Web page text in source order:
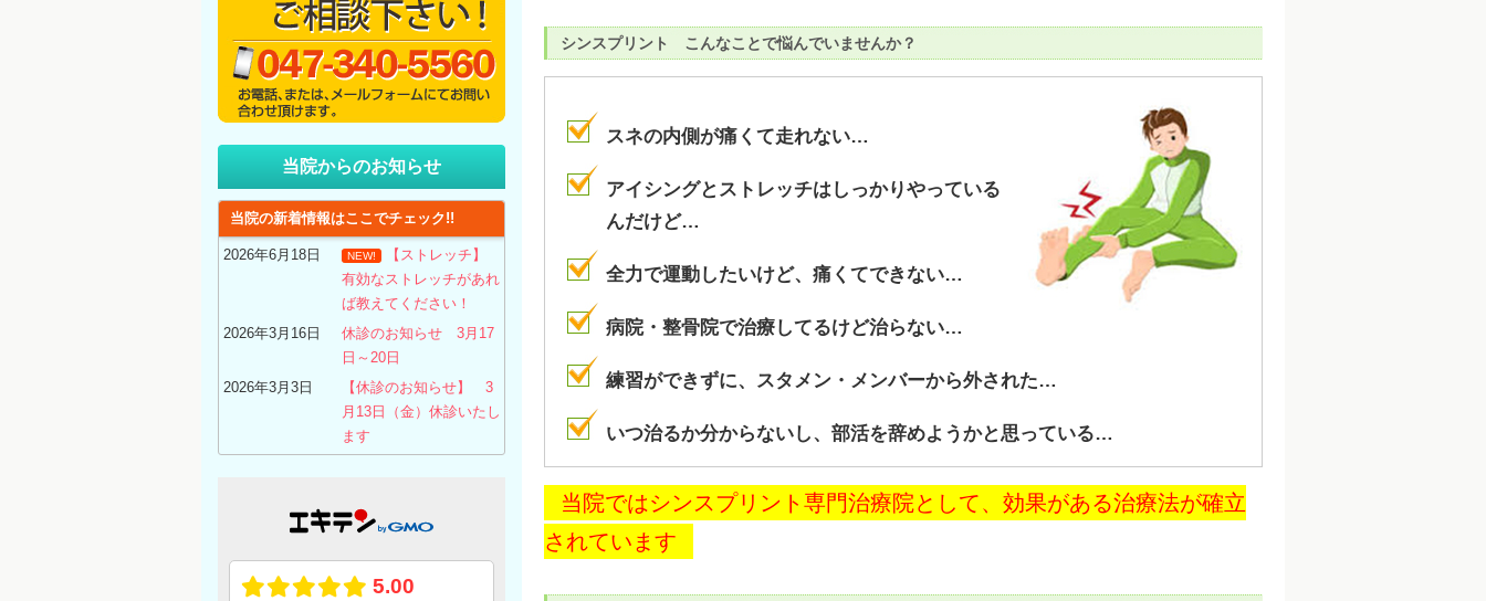
シンスプリント こんなことで悩んでいませんか？
スネの内側が痛くて走れない…
アイシングとストレッチはしっかりやっている
んだけど…
全力で運動したいけど、痛くてできない…
病院・整骨院で治療してるけど治らない…
練習ができずに、スタメン・メンバーから外された…
いつ治るか分からないし、部活を辞めようかと思っている…
当院ではシンスプリント専門治療院として、効果がある治療法が確立
されています
当院からのお知らせ
当院の新着情報はここでチェック!!
2026年6月18日 NEW!
【ストレッチ】
有効なストレッチがあれ
ば教えてください！
2026年3月16日
休診のお知らせ 3月17
日～20日
2026年3月3日
【休診のお知らせ】 3
月13日（金）休診いたし
ます